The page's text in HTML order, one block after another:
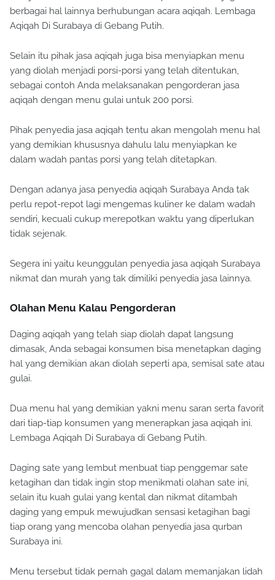
berbagai hal lainnya berhubungan acara aqiqah. Lembaga
Aqiqah Di Surabaya di Gebang Putih.
Selain itu pihak jasa aqiqah juga bisa menyiapkan menu
yang diolah menjadi porsi-porsi yang telah ditentukan,
sebagai contoh Anda melaksanakan pengorderan jasa
aqiqah dengan menu gulai untuk 200 porsi.
Pihak penyedia jasa aqiqah tentu akan mengolah menu hal
yang demikian khususnya dahulu lalu menyiapkan ke
dalam wadah pantas porsi yang telah ditetapkan.
Dengan adanya jasa penyedia aqiqah Surabaya Anda tak
perlu repot-repot lagi mengemas kuliner ke dalam wadah
sendiri, kecuali cukup merepotkan waktu yang diperlukan
tidak sejenak.
Segera ini yaitu keunggulan penyedia jasa aqiqah Surabaya
nikmat dan murah yang tak dimiliki penyedia jasa lainnya.
Olahan Menu Kalau Pengorderan
Daging aqiqah yang telah siap diolah dapat langsung
dimasak, Anda sebagai konsumen bisa menetapkan daging
hal yang demikian akan diolah seperti apa, semisal sate atau
gulai.
Dua menu hal yang demikian yakni menu saran serta favorit
dari tiap-tiap konsumen yang menerapkan jasa aqiqah ini.
Lembaga Aqiqah Di Surabaya di Gebang Putih.
Daging sate yang lembut menbuat tiap penggemar sate
ketagihan dan tidak ingin stop menikmati olahan sate ini,
selain itu kuah gulai yang kental dan nikmat ditambah
daging yang empuk mewujudkan sensasi ketagihan bagi
tiap orang yang mencoba olahan penyedia jasa qurban
Surabaya ini.
Menu tersebut tidak pernah gagal dalam memanjakan lidah